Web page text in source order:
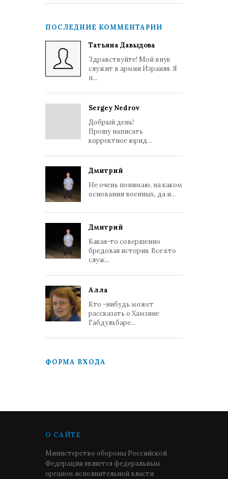
ПОСЛЕДНИЕ КОММЕНТАРИИ
Татьяна Давыдова
Здравствуйте! Мой внук
служит в армии Израиля. Я
п...
Sergey Nedrov
Добрый день!
Прошу написать
корректное юрид...
Дмитрий
Не очень понимаю, на каком
основании военных, да и...
Дмитрий
Какая-то совершенно
бредовая история. Все кто
служ...
Алла
Кто -нибудь может
рассказать о Хамзине
Габдульбаре...
ФОРМА ВХОДА
О САЙТЕ
Министерство обороны Российской
Федерации является федеральным
органом исполнительной власти